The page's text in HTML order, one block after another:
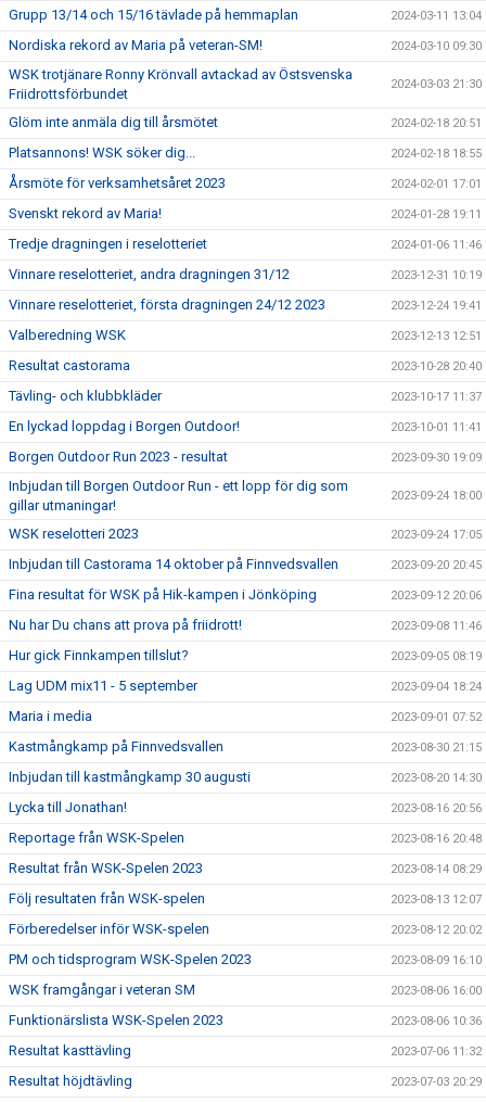
Grupp 13/14 och 15/16 tävlade på hemmaplan 2024-03-11 13:04
Nordiska rekord av Maria på veteran-SM! 2024-03-10 09:30
WSK trotjänare Ronny Krönvall avtackad av Östsvenska
Friidrottsförbundet
2024-03-03 21:30
Glöm inte anmäla dig till årsmötet 2024-02-18 20:51
Platsannons! WSK söker dig... 2024-02-18 18:55
Årsmöte för verksamhetsåret 2023 2024-02-01 17:01
Svenskt rekord av Maria! 2024-01-28 19:11
Tredje dragningen i reselotteriet 2024-01-06 11:46
Vinnare reselotteriet, andra dragningen 31/12 2023-12-31 10:19
Vinnare reselotteriet, första dragningen 24/12 2023 2023-12-24 19:41
Valberedning WSK 2023-12-13 12:51
Resultat castorama 2023-10-28 20:40
Tävling- och klubbkläder 2023-10-17 11:37
En lyckad loppdag i Borgen Outdoor! 2023-10-01 11:41
Borgen Outdoor Run 2023 - resultat 2023-09-30 19:09
Inbjudan till Borgen Outdoor Run - ett lopp för dig som
gillar utmaningar!
2023-09-24 18:00
WSK reselotteri 2023 2023-09-24 17:05
Inbjudan till Castorama 14 oktober på Finnvedsvallen 2023-09-20 20:45
Fina resultat för WSK på Hik-kampen i Jönköping 2023-09-12 20:06
Nu har Du chans att prova på friidrott! 2023-09-08 11:46
Hur gick Finnkampen tillslut? 2023-09-05 08:19
Lag UDM mix11 - 5 september 2023-09-04 18:24
Maria i media 2023-09-01 07:52
Kastmångkamp på Finnvedsvallen 2023-08-30 21:15
Inbjudan till kastmångkamp 30 augusti 2023-08-20 14:30
Lycka till Jonathan! 2023-08-16 20:56
Reportage från WSK-Spelen 2023-08-16 20:48
Resultat från WSK-Spelen 2023 2023-08-14 08:29
Följ resultaten från WSK-spelen 2023-08-13 12:07
Förberedelser inför WSK-spelen 2023-08-12 20:02
PM och tidsprogram WSK-Spelen 2023 2023-08-09 16:10
WSK framgångar i veteran SM 2023-08-06 16:00
Funktionärslista WSK-Spelen 2023 2023-08-06 10:36
Resultat kasttävling 2023-07-06 11:32
Resultat höjdtävling 2023-07-03 20:29